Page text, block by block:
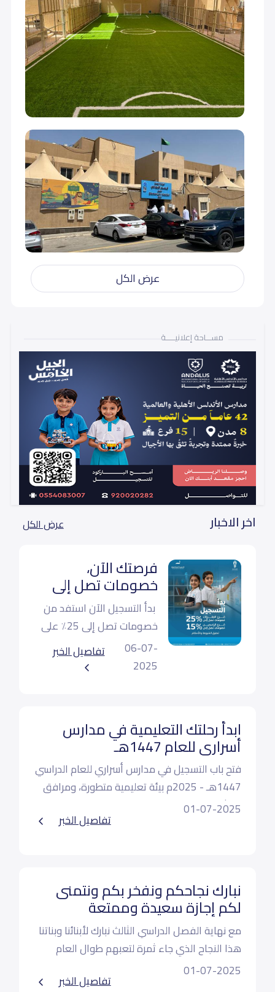
عرض الكل
مســـاحة إعلانيـــــة
اخر الاخبار عرض الكل
فرصتك الآن،
خصومات تصل إلى
25٪ على الرسوم
الدراسية
بدأ التسجيل الآن استفد من
خصومات تصل إلى 25٪ على
الرسوم الدراسية سجّل الآن
وامنح أبناءك تعليمًا يليق
06-07-
2025
تفاصيل الخبر
ابدأ رحلتك التعليمية في مدارس
أسراري للعام 1447هـ
فتح باب التسجيل في مدارس أسراري للعام الدراسي
1447هـ - 2025م بيئة تعليمية متطورة، ومرافق
حديثة، وبرامج ترعى الموهبة وتدعم التميز. الرياض
- المغرزات / الياسمين للحجز والاستفسار:
01-07-2025
تفاصيل الخبر
نبارك نجاحكم ونفخر بكم ونتمنى
لكم إجازة سعيدة وممتعة
مع نهاية الفصل الدراسي الثالث نبارك لأبنائنا وبناتنا
هذا النجاح الذي جاء ثمرة لتعبهم طوال العام
فخورين بكم ونتمنى لكم إجازة سعيدة
01-07-2025
تفاصيل الخبر